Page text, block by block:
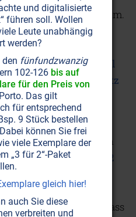
ebenfalls Magnesium.
verbrauchen daher
Dies bedeutet im
Ein Magnesiummangel
Vitamin D-Spiegel trotz
werden kann.
D3 befasst, kommt
vorbei.Denn Vitamin
Kalzium.Vitamin K2
das aufgenommene
Vitamin K2 aktiviert
die bewirken, dass
und digitalisierte
führen soll. Wollen
Leute unabhängig
werden?
fünfundzwanzig
102-126 bis auf
für den Preis von
Das gilt
für entsprechend
9 Stück bestellen
können Sie frei
viele Exemplare der
„3 für 2“-Paket
gleich hier!
auch Sie diese
verbreiten und